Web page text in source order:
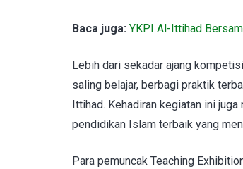
Baca juga: YKPI Al-Ittihad
Lebih dari sekadar ajang
saling belajar, berbagi praktik
Ittihad. Kehadiran kegiatan ini
pendidikan Islam terbaik yang
Para pemuncak Teaching